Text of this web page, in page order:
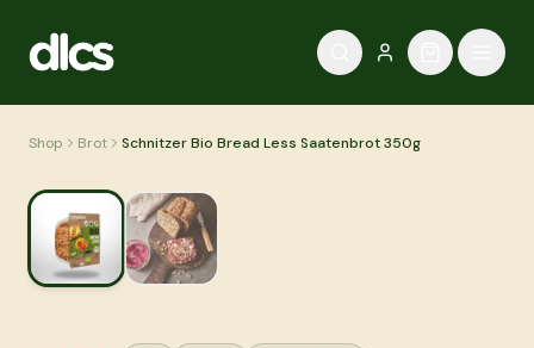
Shop Brot Schnitzer Bio Bread Less Saatenbrot 350g